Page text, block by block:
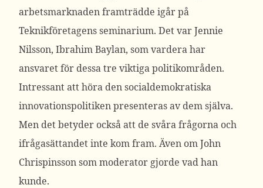
arbetsmarknaden framträdde igår på
Teknikföretagens seminarium. Det var Jennie
Nilsson, Ibrahim Baylan, som vardera har
ansvaret för dessa tre viktiga politikområden.
Intressant att höra den socialdemokratiska
innovationspolitiken presenteras av dem själva.
Men det betyder också att de svåra frågorna och
ifrågasättandet inte kom fram. Även om John
Chrispinsson som moderator gjorde vad han
kunde.